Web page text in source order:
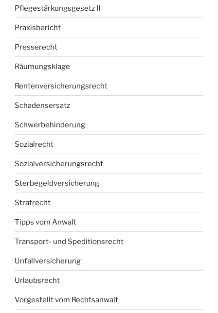
Pflegestärkungsgesetz II
Praxisbericht
Presserecht
Räumungsklage
Rentenversicherungsrecht
Schadensersatz
Schwerbehinderung
Sozialrecht
Sozialversicherungsrecht
Sterbegeldversicherung
Strafrecht
Tipps vom Anwalt
Transport- und Speditionsrecht
Unfallversicherung
Urlaubsrecht
Vorgestellt vom Rechtsanwalt